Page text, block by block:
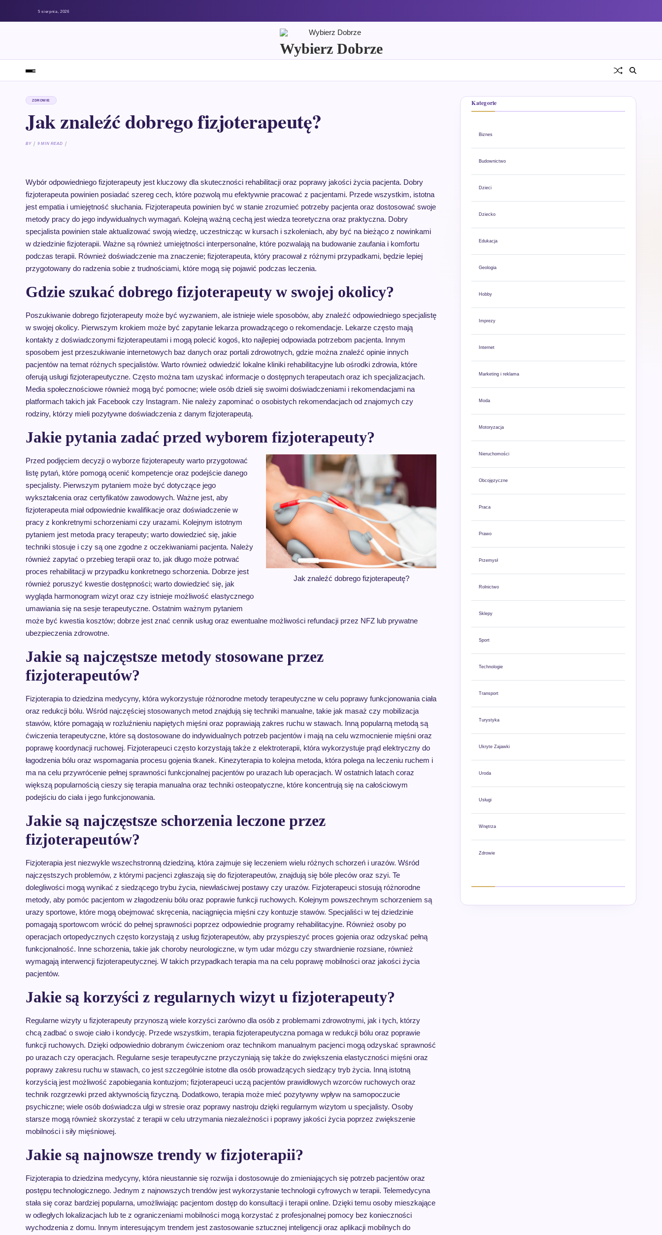
5 sierpnia, 2026
Wybierz Dobrze
ZDROWIE
Jak znaleźć dobrego fizjoterapeutę?
BY 9 MIN READ
Wybór odpowiedniego fizjoterapeuty jest kluczowy dla skuteczności rehabilitacji oraz poprawy jakości życia pacjenta. Dobry
fizjoterapeuta powinien posiadać szereg cech, które pozwolą mu efektywnie pracować z pacjentami. Przede wszystkim, istotna
jest empatia i umiejętność słuchania. Fizjoterapeuta powinien być w stanie zrozumieć potrzeby pacjenta oraz dostosować swoje
metody pracy do jego indywidualnych wymagań. Kolejną ważną cechą jest wiedza teoretyczna oraz praktyczna. Dobry
specjalista powinien stale aktualizować swoją wiedzę, uczestnicząc w kursach i szkoleniach, aby być na bieżąco z nowinkami
w dziedzinie fizjoterapii. Ważne są również umiejętności interpersonalne, które pozwalają na budowanie zaufania i komfortu
podczas terapii. Również doświadczenie ma znaczenie; fizjoterapeuta, który pracował z różnymi przypadkami, będzie lepiej
przygotowany do radzenia sobie z trudnościami, które mogą się pojawić podczas leczenia.
Gdzie szukać dobrego fizjoterapeuty w swojej okolicy?
Poszukiwanie dobrego fizjoterapeuty może być wyzwaniem, ale istnieje wiele sposobów, aby znaleźć odpowiedniego specjalistę
w swojej okolicy. Pierwszym krokiem może być zapytanie lekarza prowadzącego o rekomendacje. Lekarze często mają
kontakty z doświadczonymi fizjoterapeutami i mogą polecić kogoś, kto najlepiej odpowiada potrzebom pacjenta. Innym
sposobem jest przeszukiwanie internetowych baz danych oraz portali zdrowotnych, gdzie można znaleźć opinie innych
pacjentów na temat różnych specjalistów. Warto również odwiedzić lokalne kliniki rehabilitacyjne lub ośrodki zdrowia, które
oferują usługi fizjoterapeutyczne. Często można tam uzyskać informacje o dostępnych terapeutach oraz ich specjalizacjach.
Media społecznościowe również mogą być pomocne; wiele osób dzieli się swoimi doświadczeniami i rekomendacjami na
platformach takich jak Facebook czy Instagram. Nie należy zapominać o osobistych rekomendacjach od znajomych czy
rodziny, którzy mieli pozytywne doświadczenia z danym fizjoterapeutą.
Jakie pytania zadać przed wyborem fizjoterapeuty?
Jak znaleźć dobrego fizjoterapeutę?
Przed podjęciem decyzji o wyborze fizjoterapeuty warto przygotować
listę pytań, które pomogą ocenić kompetencje oraz podejście danego
specjalisty. Pierwszym pytaniem może być dotyczące jego
wykształcenia oraz certyfikatów zawodowych. Ważne jest, aby
fizjoterapeuta miał odpowiednie kwalifikacje oraz doświadczenie w
pracy z konkretnymi schorzeniami czy urazami. Kolejnym istotnym
pytaniem jest metoda pracy terapeuty; warto dowiedzieć się, jakie
techniki stosuje i czy są one zgodne z oczekiwaniami pacjenta. Należy
również zapytać o przebieg terapii oraz to, jak długo może potrwać
proces rehabilitacji w przypadku konkretnego schorzenia. Dobrze jest
również poruszyć kwestie dostępności; warto dowiedzieć się, jak
wygląda harmonogram wizyt oraz czy istnieje możliwość elastycznego
umawiania się na sesje terapeutyczne. Ostatnim ważnym pytaniem
może być kwestia kosztów; dobrze jest znać cennik usług oraz ewentualne możliwości refundacji przez NFZ lub prywatne
ubezpieczenia zdrowotne.
Jakie są najczęstsze metody stosowane przez
fizjoterapeutów?
Fizjoterapia to dziedzina medycyny, która wykorzystuje różnorodne metody terapeutyczne w celu poprawy funkcjonowania ciała
oraz redukcji bólu. Wśród najczęściej stosowanych metod znajdują się techniki manualne, takie jak masaż czy mobilizacja
stawów, które pomagają w rozluźnieniu napiętych mięśni oraz poprawiają zakres ruchu w stawach. Inną popularną metodą są
ćwiczenia terapeutyczne, które są dostosowane do indywidualnych potrzeb pacjentów i mają na celu wzmocnienie mięśni oraz
poprawę koordynacji ruchowej. Fizjoterapeuci często korzystają także z elektroterapii, która wykorzystuje prąd elektryczny do
łagodzenia bólu oraz wspomagania procesu gojenia tkanek. Kinezyterapia to kolejna metoda, która polega na leczeniu ruchem i
ma na celu przywrócenie pełnej sprawności funkcjonalnej pacjentów po urazach lub operacjach. W ostatnich latach coraz
większą popularnością cieszy się terapia manualna oraz techniki osteopatyczne, które koncentrują się na całościowym
podejściu do ciała i jego funkcjonowania.
Jakie są najczęstsze schorzenia leczone przez
fizjoterapeutów?
Fizjoterapia jest niezwykle wszechstronną dziedziną, która zajmuje się leczeniem wielu różnych schorzeń i urazów. Wśród
najczęstszych problemów, z którymi pacjenci zgłaszają się do fizjoterapeutów, znajdują się bóle pleców oraz szyi. Te
dolegliwości mogą wynikać z siedzącego trybu życia, niewłaściwej postawy czy urazów. Fizjoterapeuci stosują różnorodne
metody, aby pomóc pacjentom w złagodzeniu bólu oraz poprawie funkcji ruchowych. Kolejnym powszechnym schorzeniem są
urazy sportowe, które mogą obejmować skręcenia, naciągnięcia mięśni czy kontuzje stawów. Specjaliści w tej dziedzinie
pomagają sportowcom wrócić do pełnej sprawności poprzez odpowiednie programy rehabilitacyjne. Również osoby po
operacjach ortopedycznych często korzystają z usług fizjoterapeutów, aby przyspieszyć proces gojenia oraz odzyskać pełną
funkcjonalność. Inne schorzenia, takie jak choroby neurologiczne, w tym udar mózgu czy stwardnienie rozsiane, również
wymagają interwencji fizjoterapeutycznej. W takich przypadkach terapia ma na celu poprawę mobilności oraz jakości życia
pacjentów.
Jakie są korzyści z regularnych wizyt u fizjoterapeuty?
Regularne wizyty u fizjoterapeuty przynoszą wiele korzyści zarówno dla osób z problemami zdrowotnymi, jak i tych, którzy
chcą zadbać o swoje ciało i kondycję. Przede wszystkim, terapia fizjoterapeutyczna pomaga w redukcji bólu oraz poprawie
funkcji ruchowych. Dzięki odpowiednio dobranym ćwiczeniom oraz technikom manualnym pacjenci mogą odzyskać sprawność
po urazach czy operacjach. Regularne sesje terapeutyczne przyczyniają się także do zwiększenia elastyczności mięśni oraz
poprawy zakresu ruchu w stawach, co jest szczególnie istotne dla osób prowadzących siedzący tryb życia. Inną istotną
korzyścią jest możliwość zapobiegania kontuzjom; fizjoterapeuci uczą pacjentów prawidłowych wzorców ruchowych oraz
technik rozgrzewki przed aktywnością fizyczną. Dodatkowo, terapia może mieć pozytywny wpływ na samopoczucie
psychiczne; wiele osób doświadcza ulgi w stresie oraz poprawy nastroju dzięki regularnym wizytom u specjalisty. Osoby
starsze mogą również skorzystać z terapii w celu utrzymania niezależności i poprawy jakości życia poprzez zwiększenie
mobilności i siły mięśniowej.
Jakie są najnowsze trendy w fizjoterapii?
Fizjoterapia to dziedzina medycyny, która nieustannie się rozwija i dostosowuje do zmieniających się potrzeb pacjentów oraz
postępu technologicznego. Jednym z najnowszych trendów jest wykorzystanie technologii cyfrowych w terapii. Telemedycyna
stała się coraz bardziej popularna, umożliwiając pacjentom dostęp do konsultacji i terapii online. Dzięki temu osoby mieszkające
w odległych lokalizacjach lub te z ograniczeniami mobilności mogą korzystać z profesjonalnej pomocy bez konieczności
wychodzenia z domu. Innym interesującym trendem jest zastosowanie sztucznej inteligencji oraz aplikacji mobilnych do
Kategorie
Biznes
Budownictwo
Dzieci
Dziecko
Edukacja
Geologia
Hobby
Imprezy
Internet
Marketing i reklama
Moda
Motoryzacja
Nieruchomości
Obcojęzyczne
Praca
Prawo
Przemysł
Rolnictwo
Sklepy
Sport
Technologie
Transport
Turystyka
Ukryte Zajawki
Uroda
Usługi
Wnętrza
Zdrowie